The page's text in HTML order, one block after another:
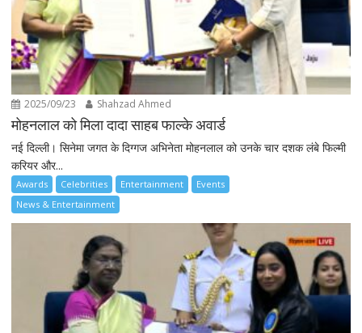
2025/09/23 Shahzad Ahmed
मोहनलाल को मिला दादा साहब फाल्के अवार्ड
नई दिल्ली। सिनेमा जगत के दिग्गज अभिनेता मोहनलाल को उनके चार दशक लंबे फिल्मी
करियर और...
Awards Celebrities Entertainment
Events
News & Entertainment